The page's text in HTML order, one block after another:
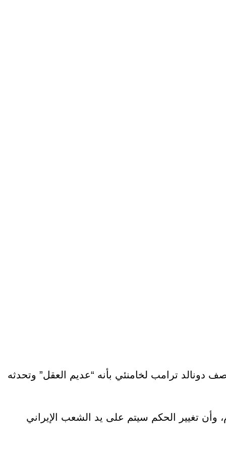
دونالد ترامب لخامنئي بأنه “عديم العقل” وتحدثه
تغيير الحكم سيتم على يد الشعب الإيراني